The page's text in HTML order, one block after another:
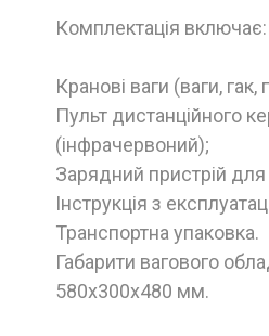
Комплектація включає:
Кранові ваги (ваги, гак,
Пульт дистанційного
(інфрачервоний);
Зарядний пристрій для
Інструкція з
Транспортна упаковка.
Габарити вагового
580x300x480 мм.